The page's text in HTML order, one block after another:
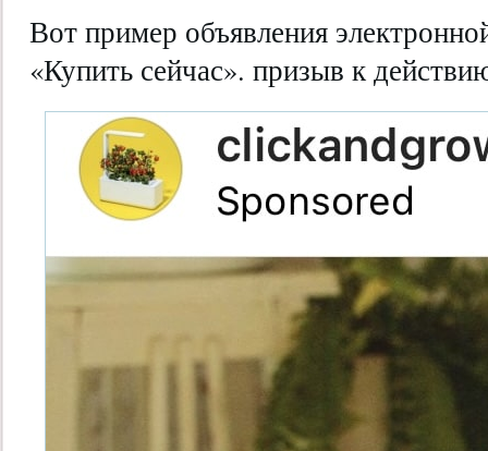
Вот пример объявления
«Купить сейчас». призыв к